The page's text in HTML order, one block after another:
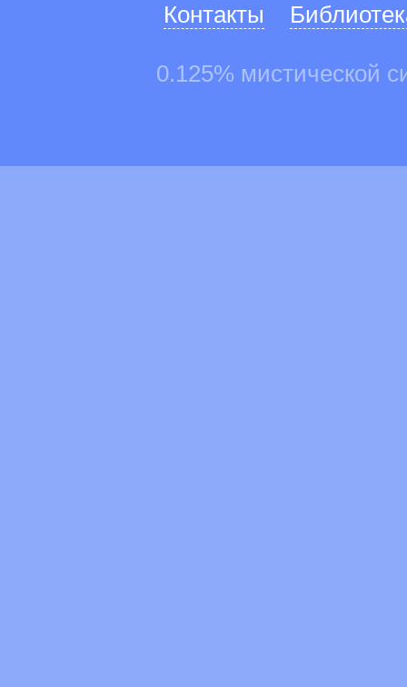
Контакты
0.125% мистической